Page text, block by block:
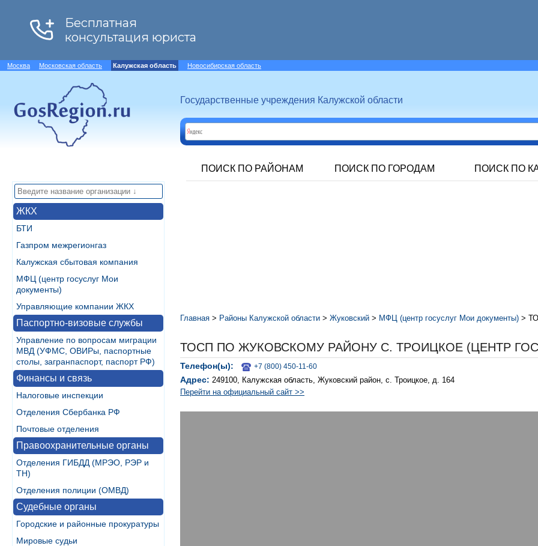
Москва Московская область Калужская область Новосибирская область
Государственные учреждения Калужской области
ПОИСК ПО РАЙОНАМ ПОИСК ПО ГОРОДАМ ПОИСК ПО
ЖКХ
БТИ
Газпром межрегионгаз
Калужская сбытовая компания
МФЦ (центр госуслуг Мои
документы)
Управляющие компании ЖКХ
Паспортно-визовые службы
Управление по вопросам миграции
МВД (УФМС, ОВИРы, паспортные
столы, загранпаспорт, паспорт РФ)
Финансы и связь
Налоговые инспекции
Отделения Сбербанка РФ
Почтовые отделения
Правоохранительные органы
Отделения ГИБДД (МРЭО, РЭР и
ТН)
Отделения полиции (ОМВД)
Судебные органы
Городские и районные прокуратуры
Мировые судьи
Главная > Районы Калужской области > Жуковский > МФЦ (центр госуслуг Мои документы) >
ТОСП ПО ЖУКОВСКОМУ РАЙОНУ С. ТРОИЦКОЕ (ЦЕНТР
Телефон(ы): +7 (800) 450-11-60
Адрес: 249100, Калужская область, Жуковский район, с. Троицкое, д. 164
Перейти на официальный сайт >>